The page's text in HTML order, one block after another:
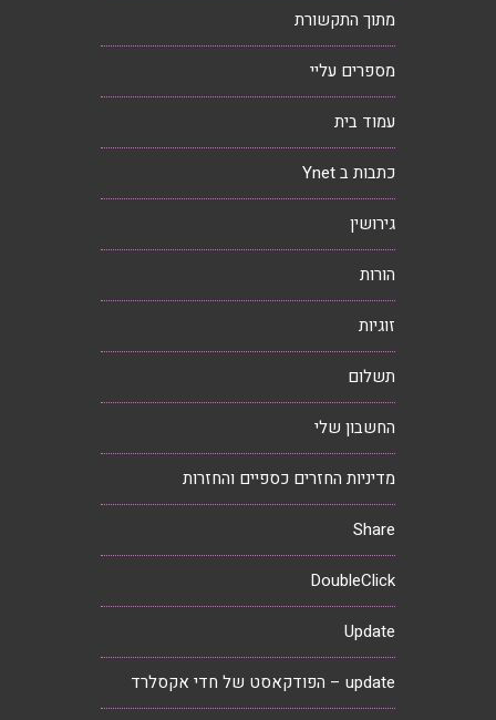
מתוך התקשורת
מספרים עליי
עמוד בית
כתבות ב Ynet
גירושין
הורות
זוגיות
תשלום
החשבון שלי
מדיניות החזרים כספיים והחזרות
Share
DoubleClick
Update
update – הפודקאסט של חדי אקסלרד